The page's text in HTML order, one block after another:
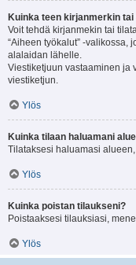
Kuinka teen kirjanmerkin
Voit tehdä kirjanmekin tai
“Aiheen työkalut” -valikossa,
alalaidan lähelle.
Viestiketjuun vastaaminen ja
viestiketjun.
Ylös
Kuinka tilaan haluamani
Tilataksesi haluamasi
Ylös
Kuinka poistan tilaukseni?
Poistaaksesi tilauksiasi,
Ylös